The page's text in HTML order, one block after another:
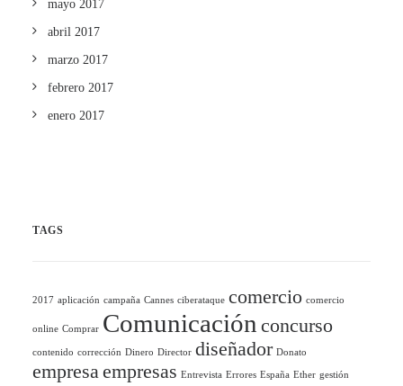
mayo 2017
abril 2017
marzo 2017
febrero 2017
enero 2017
TAGS
2017 aplicación campaña Cannes ciberataque comercio comercio
online Comprar Comunicación concurso
contenido corrección Dinero Director diseñador Donato
empresaempresas Entrevista Errores España Ether gestión